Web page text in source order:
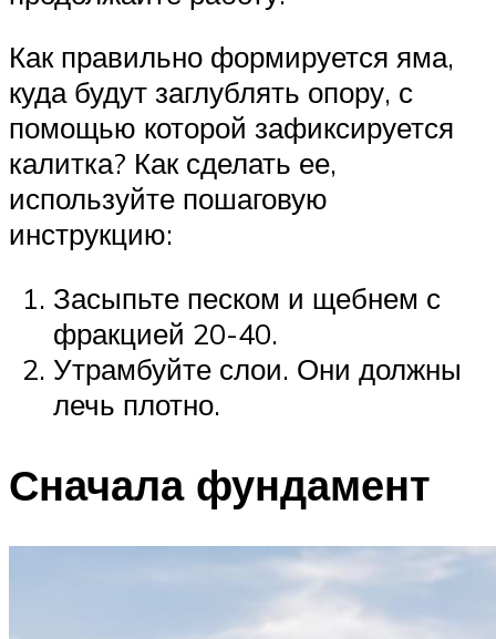
Как правильно формируется яма,
куда будут заглублять опору, с
помощью которой зафиксируется
калитка? Как сделать ее,
используйте пошаговую
инструкцию:
Засыпьте песком и щебнем с
фракцией 20-40.
Утрамбуйте слои. Они должны
лечь плотно.
Сначала фундамент